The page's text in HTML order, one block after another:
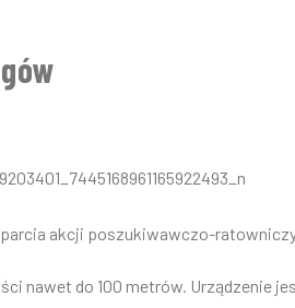
akcji poszukiwawczo-
nawet do 100 metrów. Urządzenie